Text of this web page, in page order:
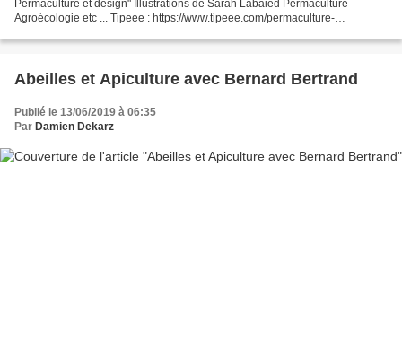
Permaculture et design" Illustrations de Sarah Labaied Permaculture
Agroécologie etc ... Tipeee : https://www.tipeee.com/permaculture-
Abeilles et Apiculture avec Bernard Bertrand
Publié le 13/06/2019 à 06:35
Par Damien Dekarz